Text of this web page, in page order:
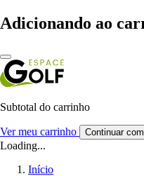
Adicionando ao
Subtotal do carrinho
Ver meu carrinho Continuar
Loading...
Início